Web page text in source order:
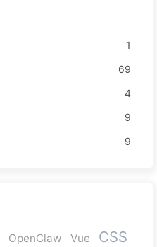
1
69
4
9
9
OpenClaw Vue CSS